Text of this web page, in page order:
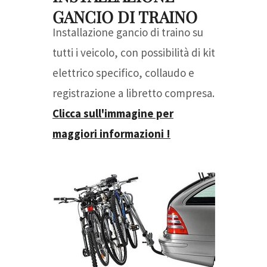
GANCIO DI TRAINO
Installazione gancio di traino su
tutti i veicolo, con possibilità di kit
elettrico specifico, collaudo e
registrazione a libretto compresa.
Clicca sull'immagine per
maggiori informazioni !